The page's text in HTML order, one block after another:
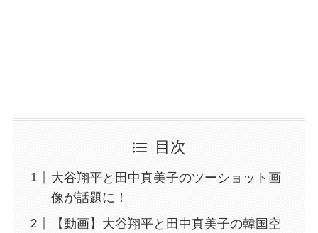
目次
大谷翔平と田中真美子のツーショット画
像が話題に！
【動画】大谷翔平と田中真美子の韓国空